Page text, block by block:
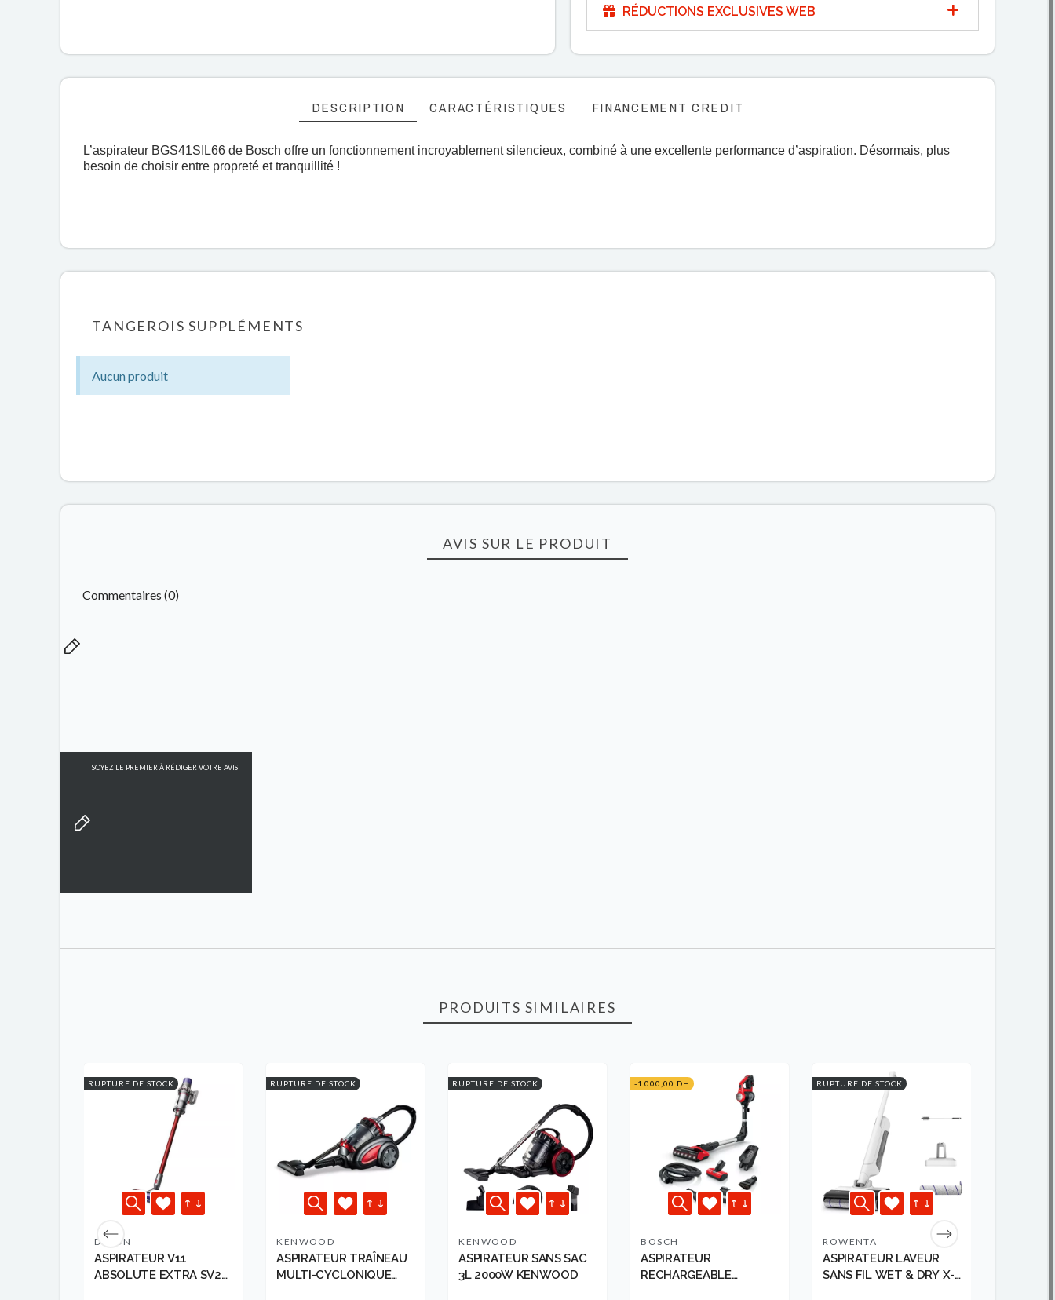
RÉDUCTIONS EXCLUSIVES WEB
DESCRIPTION CARACTÉRISTIQUES FINANCEMENT CREDIT
L’aspirateur BGS41SIL66 de Bosch offre un fonctionnement incroyablement silencieux, combiné à une excellente performance d’aspiration. Désormais, plus
besoin de choisir entre propreté et tranquillité !
TANGEROIS SUPPLÉMENTS
Aucun produit
AVIS SUR LE PRODUIT
Commentaires (0)
SOYEZ LE PREMIER À RÉDIGER VOTRE AVIS
PRODUITS SIMILAIRES
RUPTURE DE STOCK
DYSON
ASPIRATEUR V11
ABSOLUTE EXTRA SV28
RUPTURE DE STOCK
KENWOOD
ASPIRATEUR TRAÎNEAU
MULTI-CYCLONIQUE
RUPTURE DE STOCK
KENWOOD
ASPIRATEUR SANS SAC
3L 2000W KENWOOD
-1 000,00 DH
BOSCH
ASPIRATEUR
RECHARGEABLE
RUPTURE DE STOCK
ROWENTA
ASPIRATEUR LAVEUR
SANS FIL WET & DRY X-